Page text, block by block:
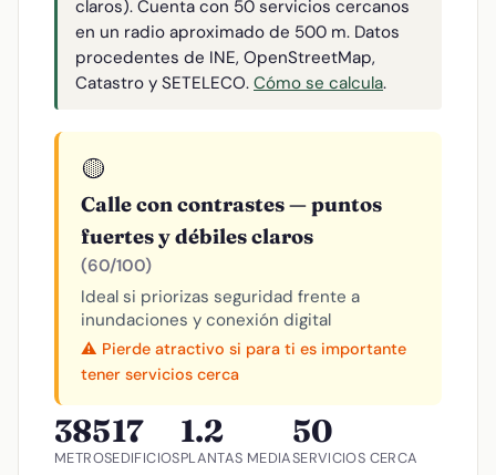
claros). Cuenta con 50 servicios cercanos
en un radio aproximado de 500 m. Datos
procedentes de INE, OpenStreetMap,
Catastro y SETELECO. Cómo se calcula.
🟡
Calle con contrastes — puntos
fuertes y débiles claros
(60/100)
Ideal si priorizas seguridad frente a
inundaciones y conexión digital
⚠️ Pierde atractivo si para ti es importante
tener servicios cerca
385
METROS
17
EDIFICIOS
1.2
PLANTAS MEDIA
50
SERVICIOS CERCA